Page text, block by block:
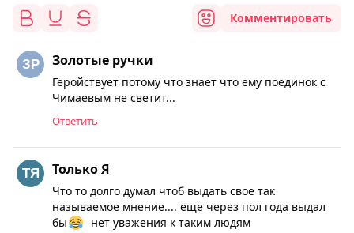
Комментировать
Золотые ручки
Геройствует потому что знает что ему поединок с
Чимаевым не светит...
Ответить
Только Я
Что то долго думал чтоб выдать свое так
называемое мнение.... еще через пол года выдал
бы
нет уважения к таким людям